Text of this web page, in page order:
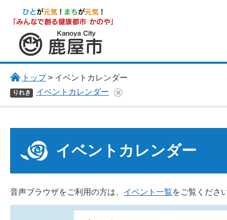
鹿屋市
トップ> イベントカレンダー
りれき イベントカレンダー
イベントカレンダー
音声ブラウザをご利用の方は、 イベント一覧をご覧くださ